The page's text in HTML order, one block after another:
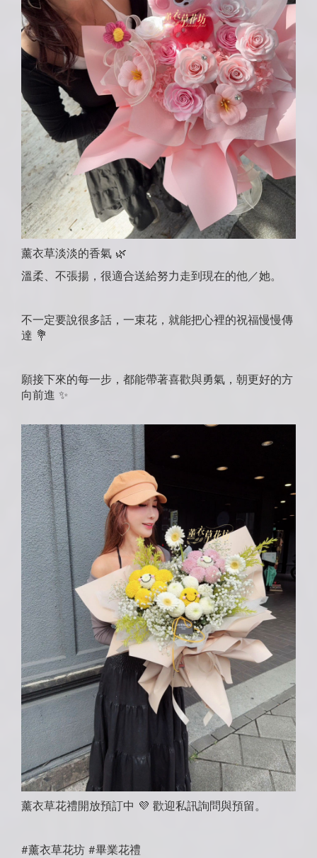
薰衣草淡淡的香氣 🌿
溫柔、不張揚，很適合送給努力走到現在的他／她。
不一定要說很多話，一束花，就能把心裡的祝福慢慢傳
達 💐
願接下來的每一步，都能帶著喜歡與勇氣，朝更好的方
向前進 ✨
薰衣草花禮開放預訂中 💜 歡迎私訊詢問與預留。
#薰衣草花坊 #畢業花禮